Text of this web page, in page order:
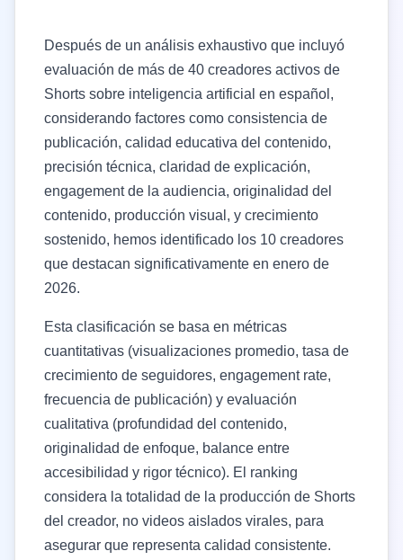
Después de un análisis exhaustivo que incluyó
evaluación de más de 40 creadores activos de
Shorts sobre inteligencia artificial en español,
considerando factores como consistencia de
publicación, calidad educativa del contenido,
precisión técnica, claridad de explicación,
engagement de la audiencia, originalidad del
contenido, producción visual, y crecimiento
sostenido, hemos identificado los 10 creadores
que destacan significativamente en enero de
2026.
Esta clasificación se basa en métricas
cuantitativas (visualizaciones promedio, tasa de
crecimiento de seguidores, engagement rate,
frecuencia de publicación) y evaluación
cualitativa (profundidad del contenido,
originalidad de enfoque, balance entre
accesibilidad y rigor técnico). El ranking
considera la totalidad de la producción de Shorts
del creador, no videos aislados virales, para
asegurar que representa calidad consistente.